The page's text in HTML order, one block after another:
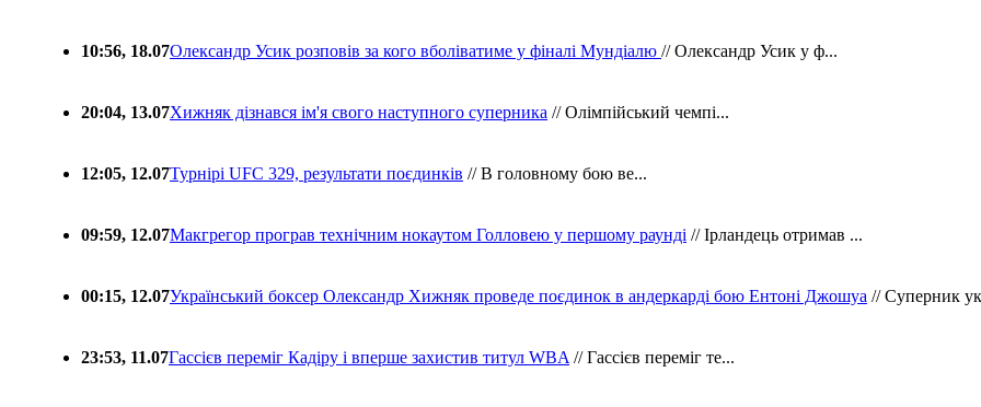
10:56, 18.07Олександр Усик розповів за кого вболіватиме у фіналі Мундіалю // Олександр Усик у ф...
20:04, 13.07Хижняк дізнався ім'я свого наступного суперника // Олімпійський чемпі...
12:05, 12.07Турнірі UFC 329, результати поєдинків // В головному бою ве...
09:59, 12.07Макгрегор програв технічним нокаутом Голловею у першому раунді // Ірландець отримав ...
00:15, 12.07Український боксер Олександр Хижняк проведе поєдинок в андеркарді бою Ентоні Джошуа // Суперник
23:53, 11.07Гассієв переміг Кадіру і вперше захистив титул WBA // Гассієв переміг те...